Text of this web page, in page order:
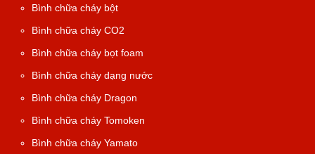
Bình chữa cháy bột
Bình chữa cháy CO2
Bình chữa cháy bọt foam
Bình chữa cháy dạng nước
Bình chữa cháy Dragon
Bình chữa cháy Tomoken
Bình chữa cháy Yamato